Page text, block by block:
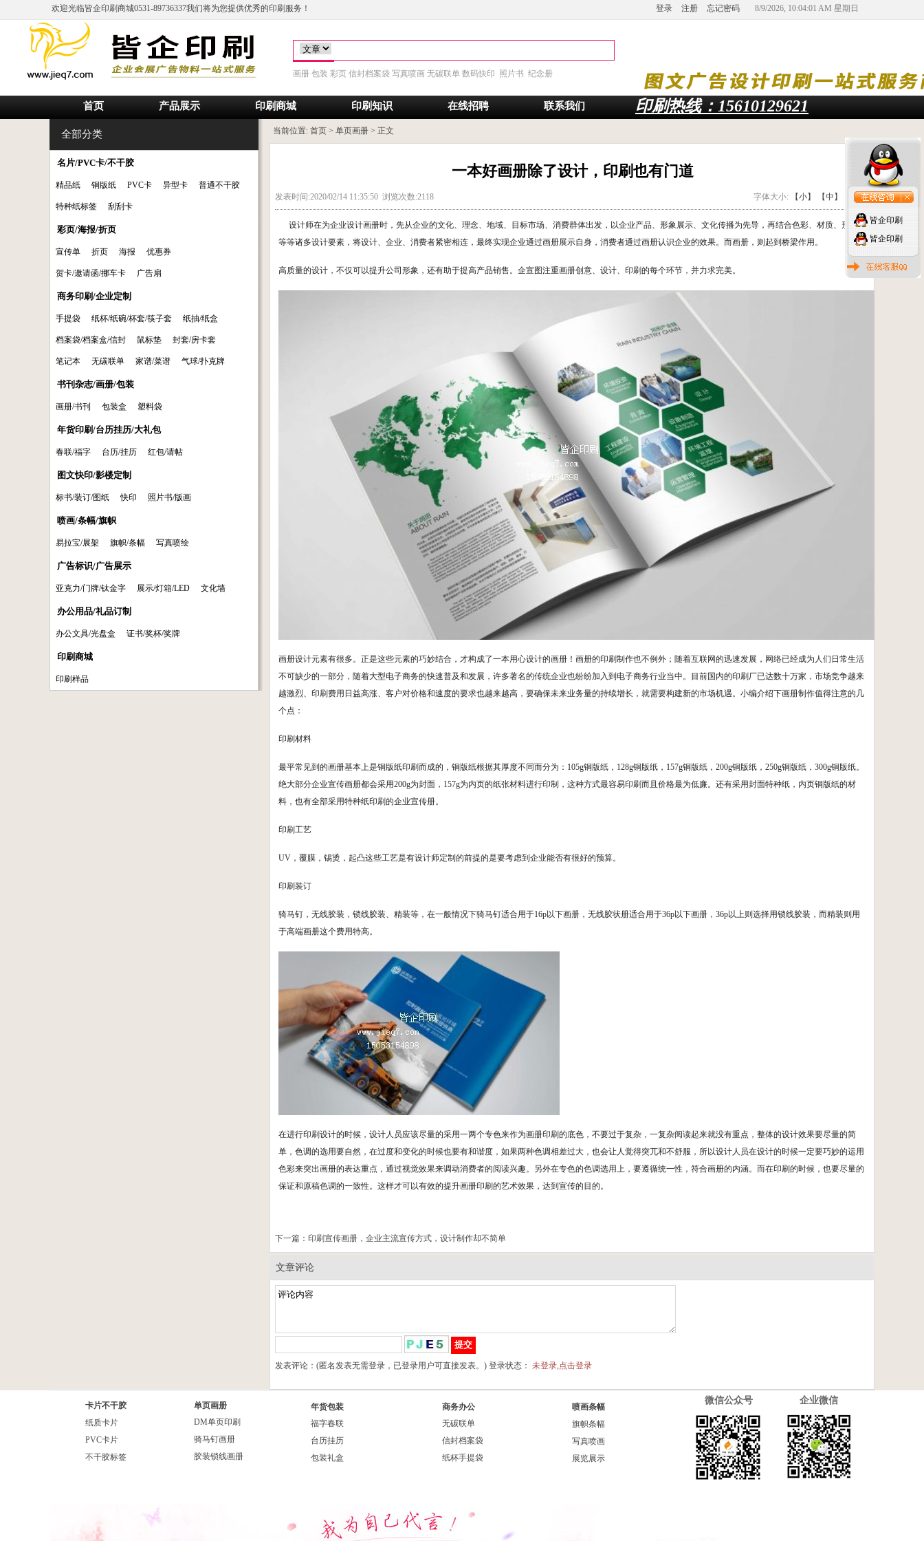
首页 产品展示 印刷商城 印刷知识 在线招聘 联系我们
画册 包装 彩页 信封档案袋 写真喷画 无碳联单 数码快印 照片书 纪念册
欢迎光临皆企印刷商城0531-89736337我们将为您提供优秀的印刷服务！ 8/9/2026, 10:04:02 AM 星期日
登录 注册 忘记密码
印刷热线：15610129621
全部分类
名片/PVC卡/不干胶
精品纸 铜版纸 PVC卡 异型卡 普通不干胶
特种纸标签 刮刮卡
彩页/海报/折页
宣传单 折页 海报 优惠券
贺卡/邀请函/挪车卡 广告扇
商务印刷/企业定制
手提袋 纸杯/纸碗/杯套/筷子套 纸抽/纸盒
档案袋/档案盒/信封 鼠标垫 封套/房卡套
笔记本 无碳联单 家谱/菜谱 气球/扑克牌
书刊杂志/画册/包装
画册/书刊 包装盒 塑料袋
年货印刷/台历挂历/大礼包
春联/福字 台历/挂历 红包/请帖
图文快印/影楼定制
标书/装订/图纸 快印 照片书/版画
喷画/条幅/旗帜
易拉宝/展架 旗帜/条幅 写真喷绘
广告标识/广告展示
亚克力/门牌/钛金字 展示/灯箱/LED 文化墙
办公用品/礼品订制
办公文具/光盘盒 证书/奖杯/奖牌
印刷商城
印刷样品
当前位置: 首页 > 单页画册 > 正文
一本好画册除了设计，印刷也有门道
发表时间:2020/02/14 11:35:50 浏览次数:2118 字体大小: 【小】 【中】 【大】
设计师在为企业设计画册时，先从企业的文化、理念、地域、目标市场、消费群体出发，以企业产品、形象展示、文化传播为先导，再结合色彩、材质、形状
等等诸多设计要素，将设计、企业、消费者紧密相连，最终实现企业通过画册展示自身，消费者通过画册认识企业的效果。而画册，则起到桥梁作用。
高质量的设计，不仅可以提升公司形象，还有助于提高产品销售。企宣图注重画册创意、设计、印刷的每个环节，并力求完美。
画册设计元素有很多。正是这些元素的巧妙结合，才构成了一本用心设计的画册！画册的印刷制作也不例外；随着互联网的迅速发展，网络已经成为人们日常生活
不可缺少的一部分，随着大型电子商务的快速普及和发展，许多著名的传统企业也纷纷加入到电子商务行业当中。目前国内的印刷厂已达数十万家，市场竞争越来
越激烈、印刷费用日益高涨、客户对价格和速度的要求也越来越高，要确保未来业务量的持续增长，就需要构建新的市场机遇。小编介绍下画册制作值得注意的几
个点：
印刷材料
最平常见到的画册基本上是铜版纸印刷而成的，铜版纸根据其厚度不同而分为：105g铜版纸，128g铜版纸，157g铜版纸，200g铜版纸，250g铜版纸，300g铜版纸。
绝大部分企业宣传画册都会采用200g为封面，157g为内页的纸张材料进行印制，这种方式最容易印刷而且价格最为低廉。还有采用封面特种纸，内页铜版纸的材
料，也有全部采用特种纸印刷的企业宣传册。
印刷工艺
UV，覆膜，锡烫，起凸这些工艺是有设计师定制的前提的是要考虑到企业能否有很好的预算。
印刷装订
骑马钉，无线胶装，锁线胶装、精装等，在一般情况下骑马钉适合用于16p以下画册，无线胶状册适合用于36p以下画册，36p以上则选择用锁线胶装，而精装则用
于高端画册这个费用特高。
在进行印刷设计的时候，设计人员应该尽量的采用一两个专色来作为画册印刷的底色，不要过于复杂，一复杂阅读起来就没有重点，整体的设计效果要尽量的简
单，色调的选用要自然，在过度和变化的时候也要有和谐度，如果两种色调相差过大，也会让人觉得突兀和不舒服，所以设计人员在设计的时候一定要巧妙的运用
色彩来突出画册的表达重点，通过视觉效果来调动消费者的阅读兴趣。另外在专色的色调选用上，要遵循统一性，符合画册的内涵。而在印刷的时候，也要尽量的
保证和原稿色调的一致性。这样才可以有效的提升画册印刷的艺术效果，达到宣传的目的。
下一篇： 印刷宣传画册，企业主流宣传方式，设计制作却不简单
文章评论
发表评论：(匿名发表无需登录，已登录用户可直接发表。) 登录状态： 未登录,点击登录
卡片不干胶
纸质卡片
PVC卡片
不干胶标签
单页画册
DM单页印刷
骑马钉画册
胶装锁线画册
年货包装
福字春联
台历挂历
包装礼盒
商务办公
无碳联单
信封档案袋
纸杯手提袋
喷画条幅
旗帜条幅
写真喷画
展览展示
企业微信
微信公众号
皆企印刷
皆企印刷